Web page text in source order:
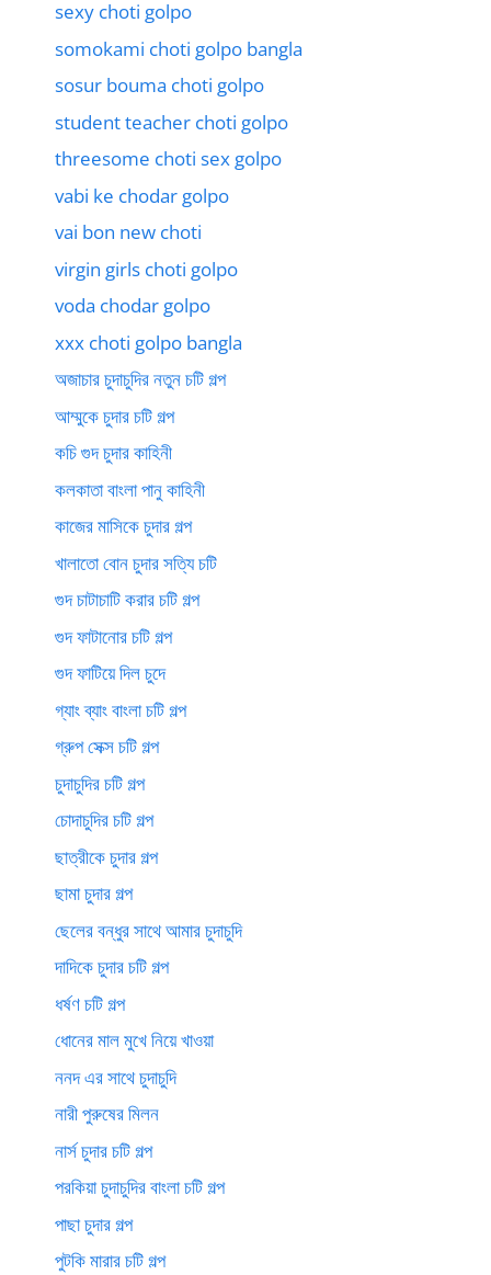
sexy choti golpo
somokami choti golpo bangla
sosur bouma choti golpo
student teacher choti golpo
threesome choti sex golpo
vabi ke chodar golpo
vai bon new choti
virgin girls choti golpo
voda chodar golpo
xxx choti golpo bangla
অজাচার চুদাচুদির নতুন চটি গল্প
আম্মুকে চুদার চটি গল্প
কচি গুদ চুদার কাহিনী
কলকাতা বাংলা পানু কাহিনী
কাজের মাসিকে চুদার গল্প
খালাতো বোন চুদার সত্যি চটি
গুদ চাটাচাটি করার চটি গল্প
গুদ ফাটানোর চটি গল্প
গুদ ফাটিয়ে দিল চুদে
গ্যাং ব্যাং বাংলা চটি গল্প
গ্রুপ সেক্স চটি গল্প
চুদাচুদির চটি গল্প
চোদাচুদির চটি গল্প
ছাত্রীকে চুদার গল্প
ছামা চুদার গল্প
ছেলের বন্ধুর সাথে আমার চুদাচুদি
দাদিকে চুদার চটি গল্প
ধর্ষণ চটি গল্প
ধোনের মাল মুখে নিয়ে খাওয়া
ননদ এর সাথে চুদাচুদি
নারী পুরুষের মিলন
নার্স চুদার চটি গল্প
পরকিয়া চুদাচুদির বাংলা চটি গল্প
পাছা চুদার গল্প
পুটকি মারার চটি গল্প